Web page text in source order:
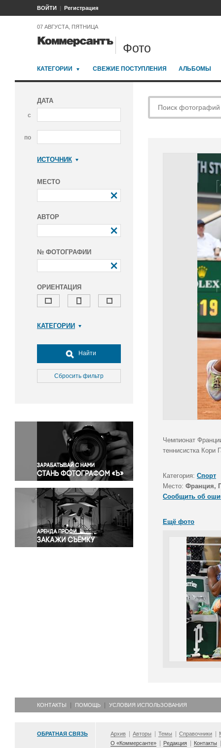
ВОЙТИ Регистрация
07 АВГУСТА, ПЯТНИЦА
Фото
КАТЕГОРИИ СВЕЖИЕ ПОСТУПЛЕНИЯ АЛЬБОМЫ
ДАТА
с
по
ИСТОЧНИК
МЕСТО
АВТОР
№ ФОТОГРАФИИ
ОРИЕНТАЦИЯ
КАТЕГОРИИ
Досуг, туризм и отдых
Культура
Медицина
Окружающая среда
Политика
Правосудие
Происшествия и конфликты
Религия
Светская жизнь
Спорт
Экология
Экономика и бизнес
Найти
Сбросить фильтр
Чемпионат
теннисистка Кори
Категория: Спорт
Место: Франция,
Сообщить об
Ещё фото
КОНТАКТЫ ПОМОЩЬ УСЛОВИЯ ИСПОЛЬЗОВАНИЯ
ОБРАТНАЯ СВЯЗЬ Архив Авторы Темы Справочники
О «Коммерсанте»
Редакция Контакты